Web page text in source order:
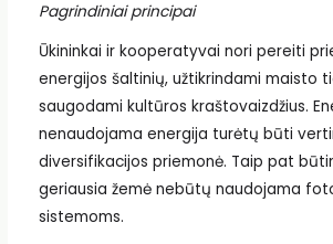
Pagrindiniai principai
Ūkininkai ir kooperatyvai nori pereiti
energijos šaltinių, užtikrindami maisto
saugodami kultūros kraštovaizdžius.
nenaudojama energija turėtų būti
diversifikacijos priemonė. Taip pat
geriausia žemė nebūtų naudojama
sistemoms.